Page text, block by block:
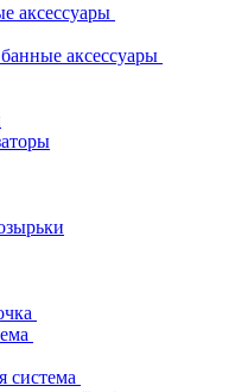
аксессуары
аксессуары
система